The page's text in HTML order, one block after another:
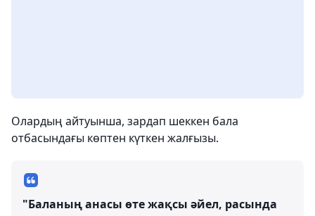
Олардың айтуынша, зардап шеккен бала
отбасындағы көптен күткен жалғызы.
"Баланың анасы өте жақсы әйел, расында